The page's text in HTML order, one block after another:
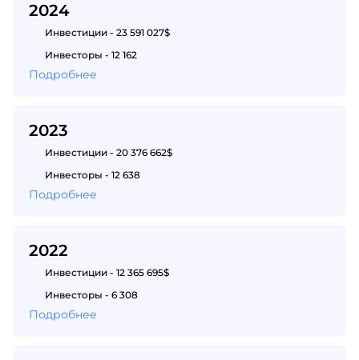
2024
Инвестиции - 23 591 027$
Инвесторы - 12 162
Подробнее
2023
Инвестиции - 20 376 662$
Инвесторы - 12 638
Подробнее
2022
Инвестиции - 12 365 695$
Инвесторы - 6 308
Подробнее